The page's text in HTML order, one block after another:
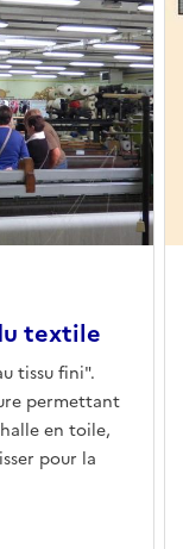
textile
tissu fini".
permettant
en toile,
pour la